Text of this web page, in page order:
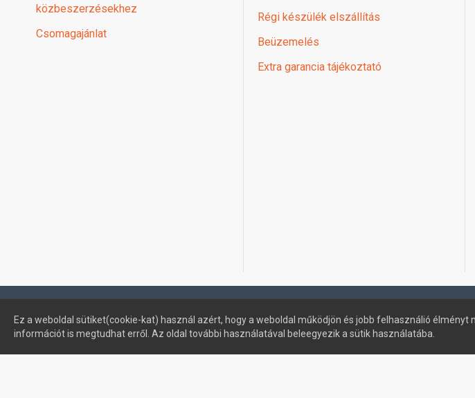
közbeszerzésekhez
Csomagajánlat
Régi készülék elszállítás
Beüzemelés
Extra garancia tájékoztató
Ez a weboldal sütiket(cookie-kat) használ azért, hogy a weboldal működjön és jobb felhasználió
információt is megtudhat erről. Az oldal további használatával beleegyezik a sütik használatába.